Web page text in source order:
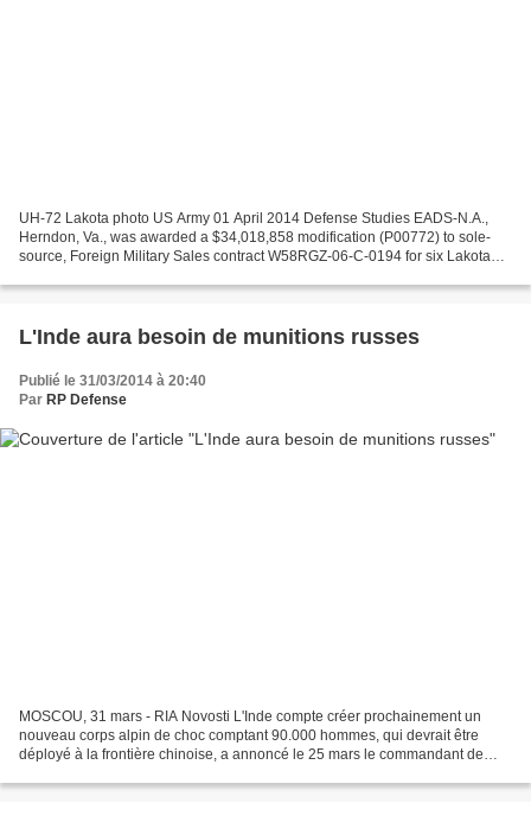
UH-72 Lakota photo US Army 01 April 2014 Defense Studies EADS-N.A.,
Herndon, Va., was awarded a $34,018,858 modification (P00772) to sole-
source, Foreign Military Sales contract W58RGZ-06-C-0194 for six Lakota
L'Inde aura besoin de munitions russes
Publié le 31/03/2014 à 20:40
Par RP Defense
MOSCOU, 31 mars - RIA Novosti L'Inde compte créer prochainement un
nouveau corps alpin de choc comptant 90.000 hommes, qui devrait être
déployé à la frontière chinoise, a annoncé le 25 mars le commandant de